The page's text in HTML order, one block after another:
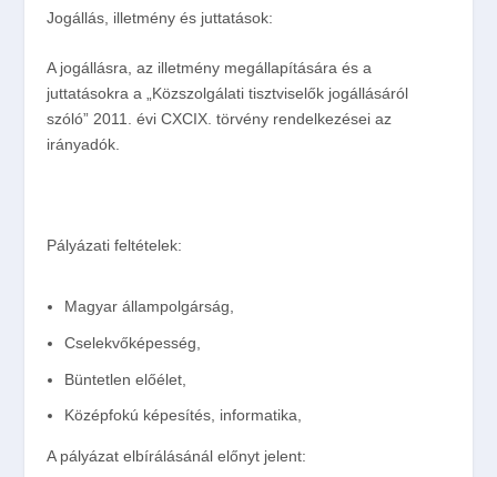
Jogállás, illetmény és juttatások:
A jogállásra, az illetmény megállapítására és a
juttatásokra a „Közszolgálati tisztviselők jogállásáról
szóló” 2011. évi CXCIX. törvény rendelkezései az
irányadók.
Pályázati feltételek:
Magyar állampolgárság,
Cselekvőképesség,
Büntetlen előélet,
Középfokú képesítés, informatika,
A pályázat elbírálásánál előnyt jelent: